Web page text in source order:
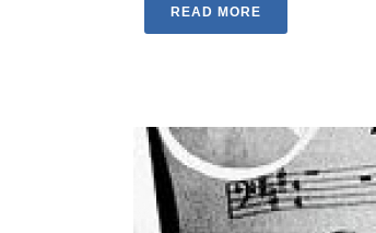
READ MORE